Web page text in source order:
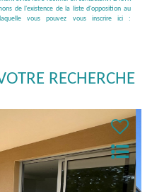
de l'existence de la liste d'opposition au
vous pouvez vous inscrire ici :
RECHERCHE